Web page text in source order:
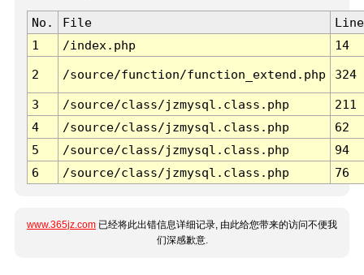
No. File
Line
1
/index.php 14
2 /source/function/function_extend.php 324
3 /source/class/jzmysql.class.php
211
4
/source/class/jzmysql.class.php
62
5
/source/class/jzmysql.class.php
94
6
/source/class/jzmysql.class.php 76
www.365jz.com 已经将此出错信息详细记录, 由此给您带来的访问不便我
们深感歉意.